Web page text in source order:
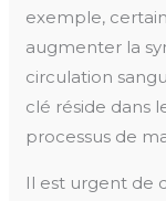
exemple,
augmenter la
circulation
clé réside dans
processus de
Il est urgent de